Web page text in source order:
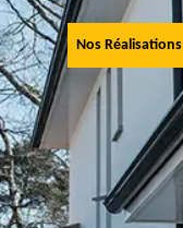
Nos Réalisations